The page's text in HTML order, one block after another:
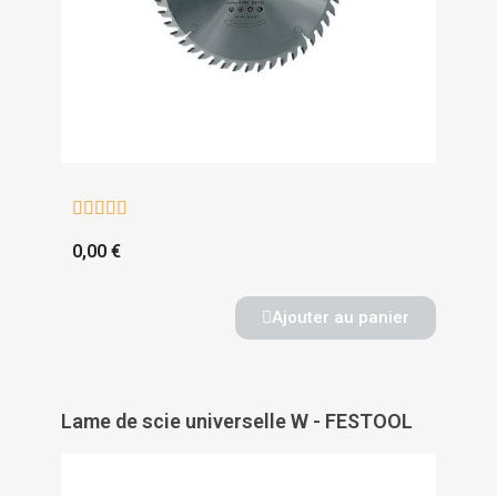
    
0,00 €
Ajouter au panier
Lame de scie universelle W - FESTOOL